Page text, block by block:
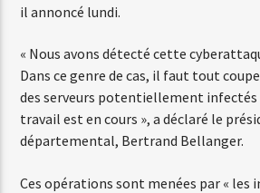
Web-Radio-Le-Mosquitos
Web-Radio-Sicily
il annoncé lundi.
« Nous avons détecté cette
Dans ce genre de cas, il faut tout
des serveurs potentiellement infectés
travail est en cours », a déclaré le
départemental, Bertrand Bellanger.
Ces opérations sont menées par « les